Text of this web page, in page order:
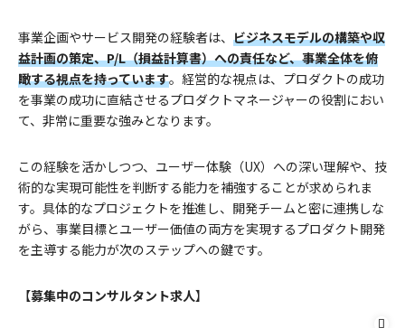
事業企画やサービス開発の経験者は、 ビジネスモデルの構築や収
益計画の策定、P/L（損益計算書）への責任など、事業全体を俯
瞰する視点を持っています。経営的な視点は、プロダクトの成功
を事業の成功に直結させるプロダクトマネージャーの役割におい
て、非常に重要な強みとなります。
この経験を活かしつつ、ユーザー体験（UX）への深い理解や、技
術的な実現可能性を判断する能力を補強することが求められま
す。具体的なプロジェクトを推進し、開発チームと密に連携しな
がら、事業目標とユーザー価値の両方を実現するプロダクト開発
を主導する能力が次のステップへの鍵です。
【募集中のコンサルタント求人】